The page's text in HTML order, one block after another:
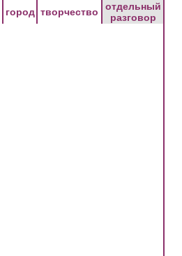
город творчество
отдельный
разговор